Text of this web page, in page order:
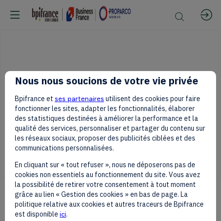
Log in
Nous nous soucions de votre vie privée
Bpifrance et ses partenaires utilisent des cookies pour faire
fonctionner les sites, adapter les fonctionnalités, élaborer
des statistiques destinées à améliorer la performance et la
qualité des services, personnaliser et partager du contenu sur
les réseaux sociaux, proposer des publicités ciblées et des
communications personnalisées.
En cliquant sur « tout refuser », nous ne déposerons pas de
cookies non essentiels au fonctionnement du site. Vous avez
la possibilité de retirer votre consentement à tout moment
grâce au lien « Gestion des cookies » en bas de page. La
politique relative aux cookies et autres traceurs de Bpifrance
est disponible ici.